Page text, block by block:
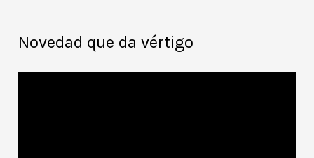
Novedad que da vértigo